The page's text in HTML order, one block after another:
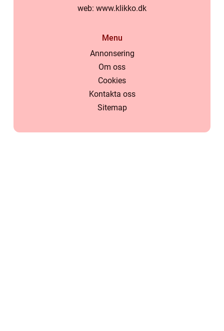
web: www.klikko.dk
Menu
Annonsering
Om oss
Cookies
Kontakta oss
Sitemap